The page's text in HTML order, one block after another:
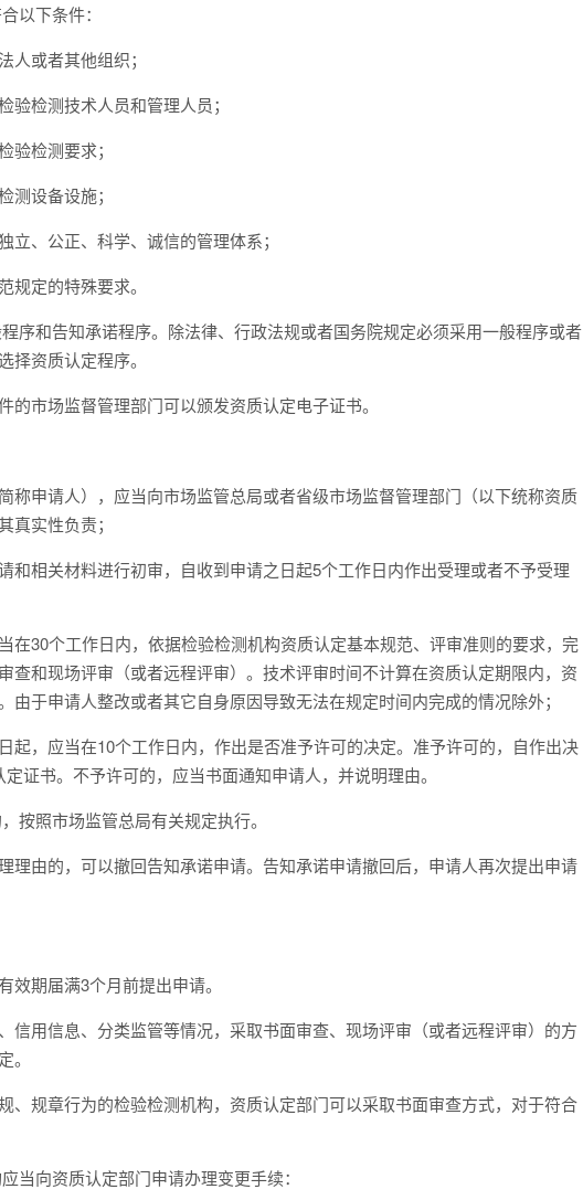
以下条件：
人或者其他组织；
验检测技术人员和管理人员；
验检测要求；
测设备设施；
立、公正、科学、诚信的管理体系；
规定的特殊要求。
序和告知承诺程序。除法律、行政法规或者国务院规定必须采用一般程序或者
择资质认定程序。
市场监督管理部门可以颁发资质认定电子证书。
称申请人），应当向市场监管总局或者省级市场监督管理部门（以下统称资质
实性负责；
和相关材料进行初审，自收到申请之日起5个工作日内作出受理或者不予受理
在30个工作日内，依据检验检测机构资质认定基本规范、评审准则的要求，完
查和现场评审（或者远程评审）。技术评审时间不计算在资质认定期限内，资
于申请人整改或者其它自身原因导致无法在规定时间内完成的情况除外；
起，应当在10个工作日内，作出是否准予许可的决定。准予许可的，自作出决
证书。不予许可的，应当书面通知申请人，并说明理由。
按照市场监管总局有关规定执行。
理由的，可以撤回告知承诺申请。告知承诺申请撤回后，申请人再次提出申请
期届满3个月前提出申请。
信用信息、分类监管等情况，采取书面审查、现场评审（或者远程评审）的方
、规章行为的检验检测机构，资质认定部门可以采取书面审查方式，对于符合
当向资质认定部门申请办理变更手续：